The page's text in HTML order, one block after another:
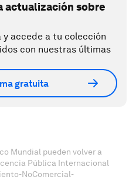
actualización sobre
accede a tu colección
con nuestras últimas
gratuita
Mundial pueden volver a
Pública Internacional
NoComercial-